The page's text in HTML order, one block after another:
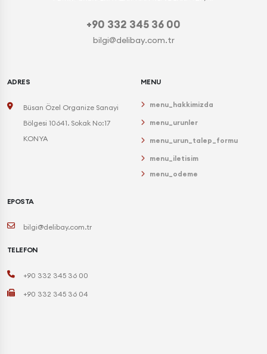
+90 332 345 36 00
bilgi@delibay.com.tr
ADRES
Büsan Özel Organize Sanayi
Bölgesi 10641. Sokak No:17
KONYA
MENU
menu_hakkimizda
menu_urunler
menu_urun_talep_formu
menu_iletisim
menu_odeme
EPOSTA
bilgi@delibay.com.tr
TELEFON
+90 332 345 36 00
+90 332 345 36 04